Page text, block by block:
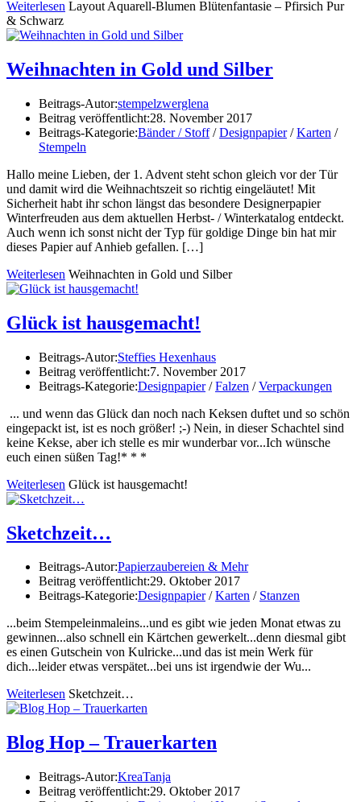
Weiterlesen Layout Aquarell-Blumen Blütenfantasie – Pfirsich Pur
& Schwarz
Weihnachten in Gold und Silber
Beitrags-Autor:stempelzwerglena
Beitrag veröffentlicht:28. November 2017
Beitrags-Kategorie:Bänder / Stoff / Designpapier / Karten /
Stempeln
Hallo meine Lieben, der 1. Advent steht schon gleich vor der Tür
und damit wird die Weihnachtszeit so richtig eingeläutet! Mit
Sicherheit habt ihr schon längst das besondere Designerpapier
Winterfreuden aus dem aktuellen Herbst- / Winterkatalog entdeckt.
Auch wenn ich sonst nicht der Typ für goldige Dinge bin hat mir
dieses Papier auf Anhieb gefallen. […]
Weiterlesen Weihnachten in Gold und Silber
Glück ist hausgemacht!
Beitrags-Autor:Steffies Hexenhaus
Beitrag veröffentlicht:7. November 2017
Beitrags-Kategorie:Designpapier / Falzen / Verpackungen
... und wenn das Glück dan noch nach Keksen duftet und so schön
eingepackt ist, ist es noch größer! ;-) Nein, in dieser Schachtel sind
keine Kekse, aber ich stelle es mir wunderbar vor...Ich wünsche
euch einen süßen Tag!* * *
Weiterlesen Glück ist hausgemacht!
Sketchzeit…
Beitrags-Autor:Papierzaubereien & Mehr
Beitrag veröffentlicht:29. Oktober 2017
Beitrags-Kategorie:Designpapier / Karten / Stanzen
...beim Stempeleinmaleins...und es gibt wie jeden Monat etwas zu
gewinnen...also schnell ein Kärtchen gewerkelt...denn diesmal gibt
es einen Gutschein von Kulricke...und das ist mein Werk für
dich...leider etwas verspätet...bei uns ist irgendwie der Wu...
Weiterlesen Sketchzeit…
Blog Hop – Trauerkarten
Beitrags-Autor:KreaTanja
Beitrag veröffentlicht:29. Oktober 2017